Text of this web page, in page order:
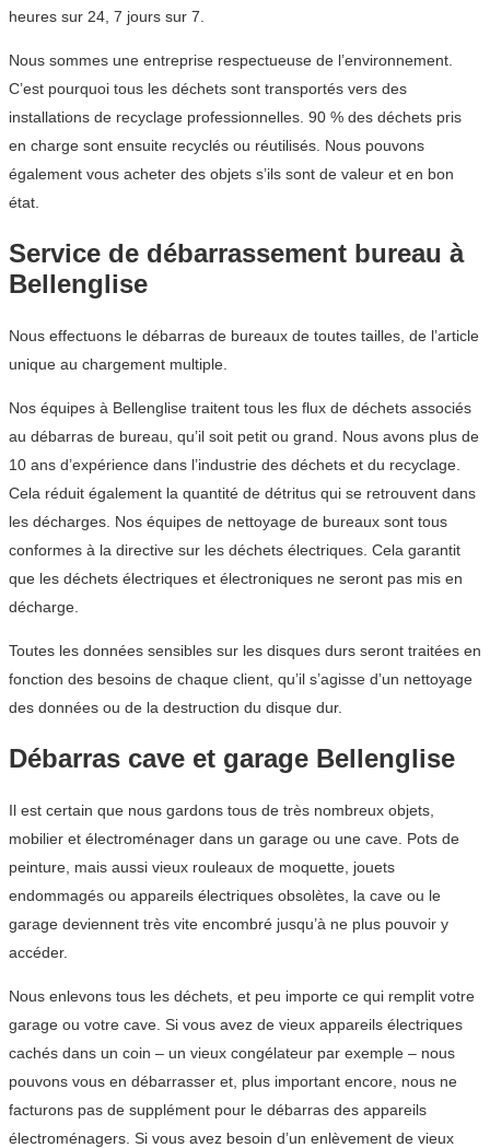
heures sur 24, 7 jours sur 7.
Nous sommes une entreprise respectueuse de l’environnement.
C’est pourquoi tous les déchets sont transportés vers des
installations de recyclage professionnelles. 90 % des déchets pris
en charge sont ensuite recyclés ou réutilisés. Nous pouvons
également vous acheter des objets s’ils sont de valeur et en bon
état.
Service de débarrassement bureau à
Bellenglise
Nous effectuons le débarras de bureaux de toutes tailles, de l’article
unique au chargement multiple.
Nos équipes à Bellenglise traitent tous les flux de déchets associés
au débarras de bureau, qu’il soit petit ou grand. Nous avons plus de
10 ans d’expérience dans l’industrie des déchets et du recyclage.
Cela réduit également la quantité de détritus qui se retrouvent dans
les décharges. Nos équipes de nettoyage de bureaux sont tous
conformes à la directive sur les déchets électriques. Cela garantit
que les déchets électriques et électroniques ne seront pas mis en
décharge.
Toutes les données sensibles sur les disques durs seront traitées en
fonction des besoins de chaque client, qu’il s’agisse d’un nettoyage
des données ou de la destruction du disque dur.
Débarras cave et garage Bellenglise
Il est certain que nous gardons tous de très nombreux objets,
mobilier et électroménager dans un garage ou une cave. Pots de
peinture, mais aussi vieux rouleaux de moquette, jouets
endommagés ou appareils électriques obsolètes, la cave ou le
garage deviennent très vite encombré jusqu’à ne plus pouvoir y
accéder.
Nous enlevons tous les déchets, et peu importe ce qui remplit votre
garage ou votre cave. Si vous avez de vieux appareils électriques
cachés dans un coin – un vieux congélateur par exemple – nous
pouvons vous en débarrasser et, plus important encore, nous ne
facturons pas de supplément pour le débarras des appareils
électroménagers. Si vous avez besoin d’un enlèvement de vieux